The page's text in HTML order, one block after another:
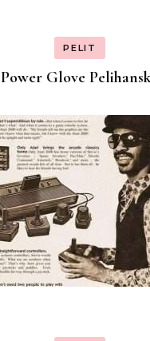
PELIT
Power Glove